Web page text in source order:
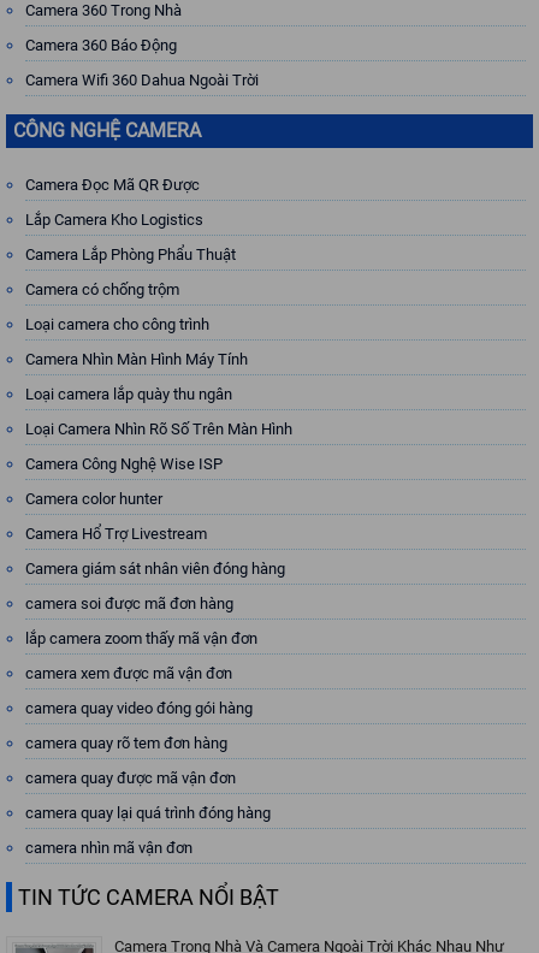
Camera 360 Trong Nhà
Camera 360 Báo Động
Camera Wifi 360 Dahua Ngoài Trời
CÔNG NGHỆ CAMERA
Camera Đọc Mã QR Được
Lắp Camera Kho Logistics
Camera Lắp Phòng Phẩu Thuật
Camera có chống trộm
Loại camera cho công trình
Camera Nhìn Màn Hình Máy Tính
Loại camera lắp quày thu ngân
Loại Camera Nhìn Rõ Số Trên Màn Hình
Camera Công Nghệ Wise ISP
Camera color hunter
Camera Hổ Trợ Livestream
Camera giám sát nhân viên đóng hàng
camera soi được mã đơn hàng
lắp camera zoom thấy mã vận đơn
camera xem được mã vận đơn
camera quay video đóng gói hàng
camera quay rõ tem đơn hàng
camera quay được mã vận đơn
camera quay lại quá trình đóng hàng
camera nhìn mã vận đơn
TIN TỨC CAMERA NỔI BẬT
Camera Trong Nhà Và Camera Ngoài Trời Khác Nhau Như